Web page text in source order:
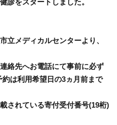
立メディカルセンターより、
絡先へお電話にて事前に必ず
は利用希望日の3ヵ月前まで
されている寄付受付番号(19桁)